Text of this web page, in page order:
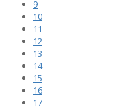
9
10
11
12
13
14
15
16
17